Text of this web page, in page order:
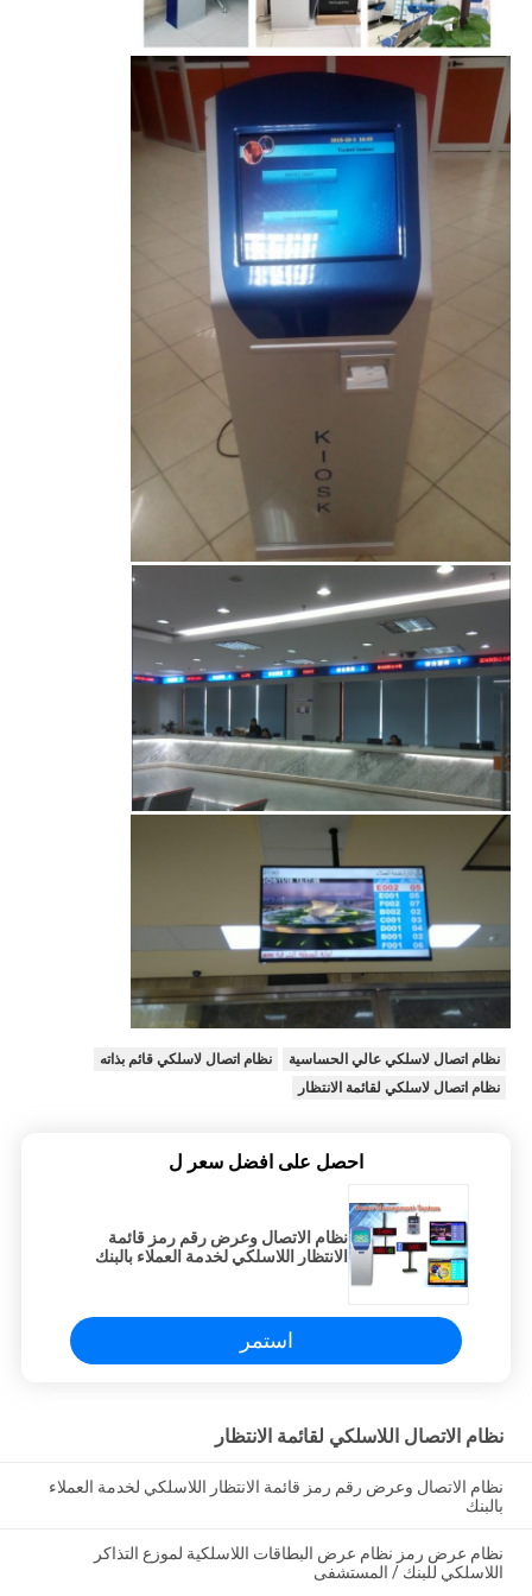
نظام اتصال لاسلكي عالي الحساسية
نظام اتصال لاسلكي قائم بذاته
نظام اتصال لاسلكي لقائمة الانتظار
احصل على افضل سعر ل
نظام الاتصال وعرض رقم رمز قائمة
الانتظار اللاسلكي لخدمة العملاء بالبنك
استمر
نظام الاتصال اللاسلكي لقائمة الانتظار
نظام الاتصال وعرض رقم رمز قائمة الانتظار اللاسلكي لخدمة العملاء
بالبنك
نظام عرض رمز نظام عرض البطاقات اللاسلكية لموزع التذاكر
اللاسلكي للبنك / المستشفى